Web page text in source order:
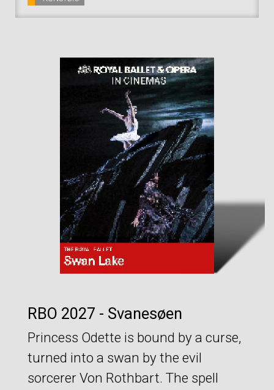
RBO 2027 - Svanesøen
Princess Odette is bound by a curse,
turned into a swan by the evil
sorcerer Von Rothbart. The spell